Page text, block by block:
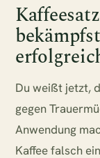
Du weißt jetzt,
gegen
Anwendung
Kaffee falsch